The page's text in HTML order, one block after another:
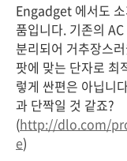
Engadget 에서도
품입니다. 기존의
분리되어 거추장스
팟에 맞는 단자로 최
렇게 싼편은 아닙니
과 단짝일 것 같죠?
(http://dlo.com/
e)